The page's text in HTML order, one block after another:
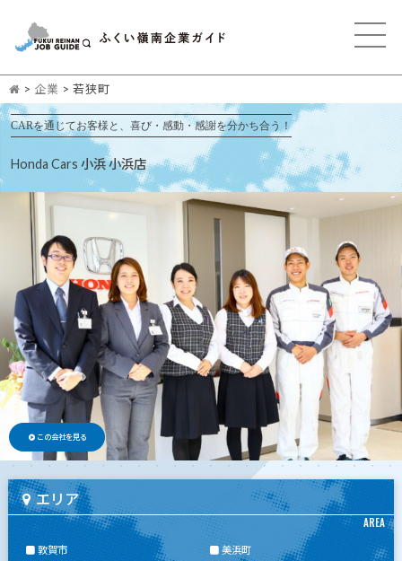
> 企業 > 若狭町
CARを通じてお客様と、喜び・感動・感謝を分かち合う！
Honda Cars 小浜 小浜店
この会社を見る
エリア
AREA
敦賀市
美浜町